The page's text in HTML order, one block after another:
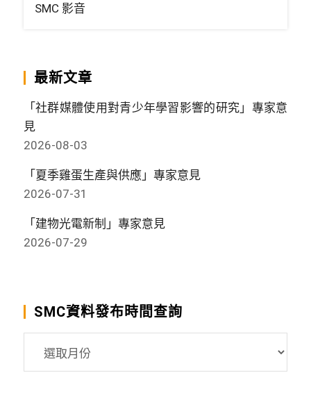
SMC 影音
最新文章
「社群媒體使用對青少年學習影響的研究」專家意
見
2026-08-03
「夏季雞蛋生產與供應」專家意見
2026-07-31
「建物光電新制」專家意見
2026-07-29
SMC資料發布時間查詢